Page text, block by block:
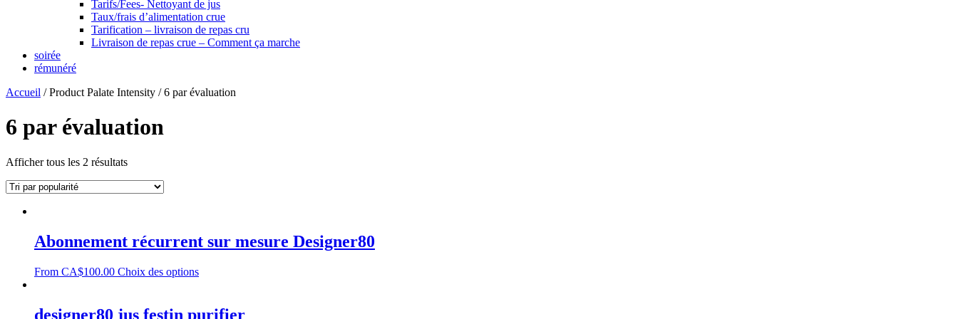
Tarifs/Fees- Nettoyant de jus
Taux/frais d’alimentation crue
Tarification – livraison de repas cru
Livraison de repas crue – Comment ça marche
soirée
rémunéré
Accueil / Product Palate Intensity / 6 par évaluation
6 par évaluation
Afficher tous les 2 résultats
Abonnement récurrent sur mesure Designer80
From CA$100.00 Choix des options
designer80 jus festin purifier